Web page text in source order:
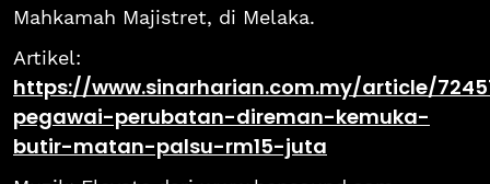
Mahkamah Majistret, di Melaka.
Artikel:
https://www.sinarharian.com.my/article/
pegawai-perubatan-direman-kemuka-
butir-matan-palsu-rm15-juta